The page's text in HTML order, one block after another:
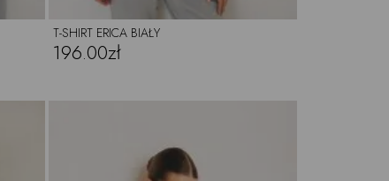
T-SHIRT ERICA BIAŁY
196.00zł